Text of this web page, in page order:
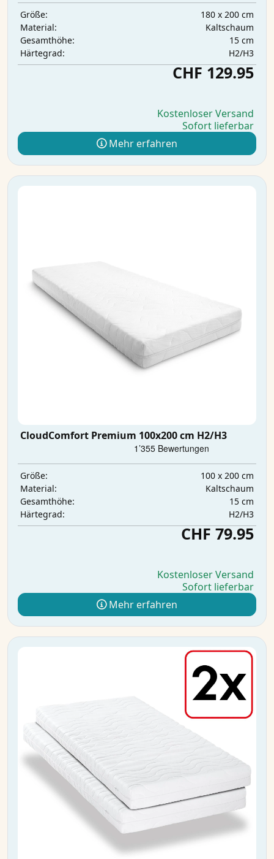
Größe:
180 x 200 cm
Material:
Kaltschaum
Gesamthöhe:
15 cm
Härtegrad:
H2/H3
CHF 129.95
Kostenloser Versand
Sofort lieferbar
Mehr erfahren
CloudComfort Premium 100x200 cm H2/H3
Größe:
100 x 200 cm
Material:
Kaltschaum
Gesamthöhe:
15 cm
Härtegrad:
H2/H3
CHF 79.95
Kostenloser Versand
Sofort lieferbar
Mehr erfahren